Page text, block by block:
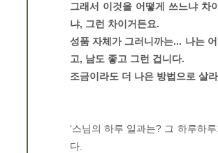
그래서 이것을 어떻게 쓰느냐 차
냐, 그런 차이거든요.
성품 자체가 그러니까는... 나는
고, 남도 좋고 그런 겁니다.
조금이라도 더 나은 방법으로 살
‘스님의 하루 일과는? 그 하루하
다.